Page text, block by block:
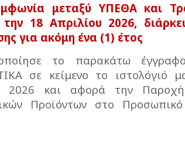
μεταξύ ΥΠΕΘΑ και
την 18 Απριλίου 2026,
για ακόμη ένα (1) έτος
το παρακάτω
σε κείμενο το ιστολόγιό
2026 και αφορά την Παροχή
Προϊόντων στο